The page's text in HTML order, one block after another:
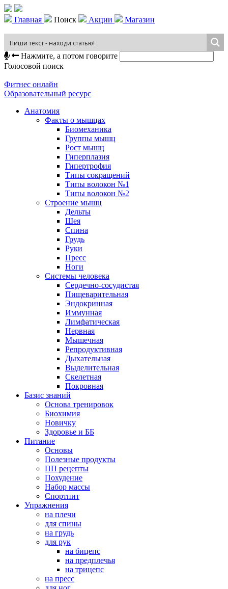
Главная Поиск Акции Магазин
Нажмите, а потом говорите
Голосовой поиск
Фитнес онлайн
Образовательный ресурс
Анатомия
Факты о мышцах
Биомеханика
Группы мышц
Рост мышц
Гиперплазия
Гипертрофия
Типы сокращений
Типы волокон №1
Типы волокон №2
Строение мышц
Дельты
Шея
Спина
Грудь
Руки
Пресс
Ноги
Системы человека
Сердечно-сосудистая
Пищеварительная
Эндокринная
Иммунная
Лимфатическая
Нервная
Мышечная
Репродуктивная
Дыхательная
Выделительная
Скелетная
Покровная
Базис знаний
Основа тренировок
Биохимия
Новичку
Здоровье и ББ
Питание
Основы
Полезные продукты
ПП рецепты
Похудение
Набор массы
Спортпит
Упражнения
на плечи
для спины
на грудь
для рук
на бицепс
на предплечья
на трицепс
на пресс